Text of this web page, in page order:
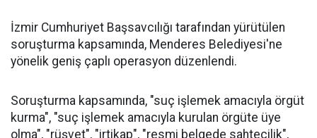
İzmir Cumhuriyet Başsavcılığı tarafından yürütülen
soruşturma kapsamında, Menderes Belediyesi'ne
yönelik geniş çaplı operasyon düzenlendi.
Soruşturma kapsamında, "suç işlemek amacıyla örgüt
kurma", "suç işlemek amacıyla kurulan örgüte üye
olma", "rüşvet", "irtikap", "resmi belgede sahtecilik",